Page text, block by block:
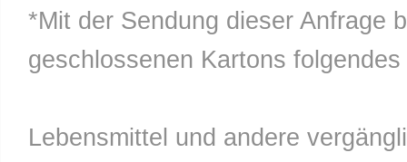
*Mit der Sendung dieser Anfrage
geschlossenen Kartons
Lebensmittel und andere